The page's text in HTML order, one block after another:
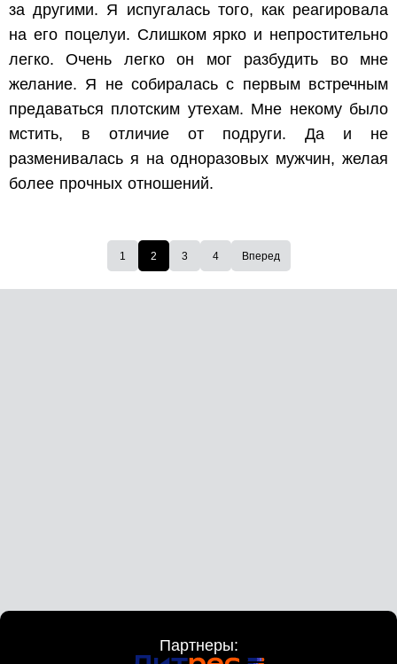
за другими. Я испугалась того, как реагировала
на его поцелуи. Слишком ярко и непростительно
легко. Очень легко он мог разбудить во мне
желание. Я не собиралась с первым встречным
предаваться плотским утехам. Мне некому было
мстить, в отличие от подруги. Да и не
разменивалась я на одноразовых мужчин, желая
более прочных отношений.
1 2 3 4 Вперед
Партнеры: